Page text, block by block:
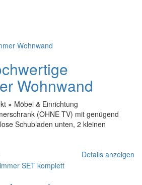
Wohnwand
» Möbel & Einrichtung
(OHNE TV) mit genügend
Schubladen unten, 2 kleinen
Details anzeigen